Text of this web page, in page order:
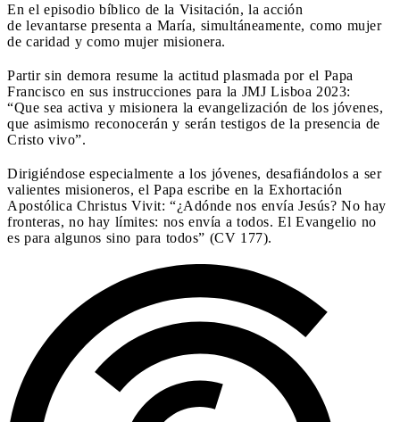
En el episodio bíblico de la Visitación, la acción
de levantarse presenta a María, simultáneamente, como mujer
de caridad y como mujer misionera.
Partir sin demora resume la actitud plasmada por el Papa
Francisco en sus instrucciones para la JMJ Lisboa 2023:
“Que sea activa y misionera la evangelización de los jóvenes,
que asimismo reconocerán y serán testigos de la presencia de
Cristo vivo”.
Dirigiéndose especialmente a los jóvenes, desafiándolos a ser
valientes misioneros, el Papa escribe en la Exhortación
Apostólica Christus Vivit: “¿Adónde nos envía Jesús? No hay
fronteras, no hay límites: nos envía a todos. El Evangelio no
es para algunos sino para todos” (CV 177).